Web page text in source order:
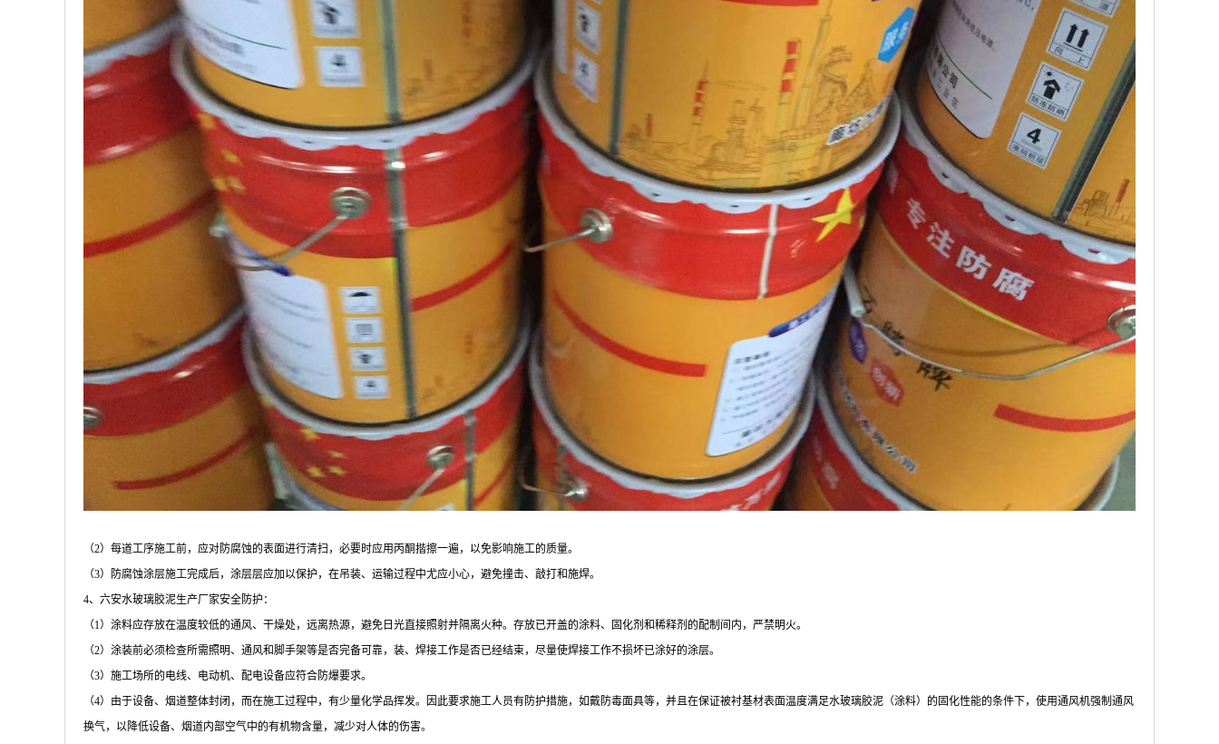
（2）每道工序施工前，应对防腐蚀的表面进行清扫，必要时应用丙酮揩擦一遍，以免影响施工的质量。
（3）防腐蚀涂层施工完成后，涂层层应加以保护，在吊装、运输过程中尤应小心，避免撞击、敲打和施焊。
4、六安水玻璃胶泥生产厂家安全防护：
（1）涂料应存放在温度较低的通风、干燥处，远离热源，避免日光直接照射并隔离火种。存放已开盖的涂料、固化剂和稀释剂的配制间内，严禁明火。
（2）涂装前必须检查所需照明、通风和脚手架等是否完备可靠，装、焊接工作是否已经结束，尽量使焊接工作不损坏已涂好的涂层。
（3）施工场所的电线、电动机、配电设备应符合防爆要求。
（4）由于设备、烟道整体封闭，而在施工过程中，有少量化学品挥发。因此要求施工人员有防护措施，如戴防毒面具等，并且在保证被衬基材表面温度满足水玻璃胶泥（涂料）的固化性能的条件下，使用通风机强制通风
换气，以降低设备、烟道内部空气中的有机物含量，减少对人体的伤害。